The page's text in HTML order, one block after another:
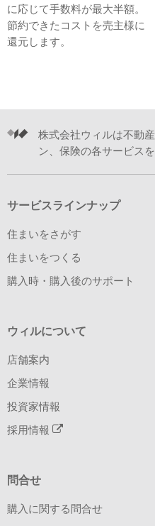
に応じて手数料が最大半額。
節約できたコストを売主様に
還元します。
株式会社ウィルは不動
ン、保険の各サービス
サービスラインナップ
住まいをさがす
住まいをつくる
購入時・購入後のサポート
ウィルについて
店舗案内
企業情報
投資家情報
採用情報
問合せ
購入に関する問合せ